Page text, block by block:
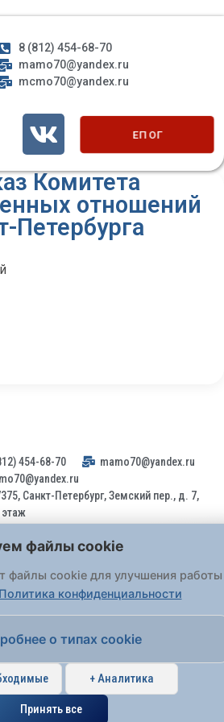
8 (812) 454-68-70
mamo70@yandex.ru
mcmo70@yandex.ru
ЕП ОГ
Комитета
отношений
Петербурга
454-68-70
mamo70@yandex.ru
Санкт-Петербург, Земский пер., д. 7,
этаж
и организаций, поступившие на
быть рассмотрены на основании
от 02.05.2006 № 59-ФЗ
почте, черезпортал «Госуслуги» (ЕПГУ)
обработки персональных данных.
файлы cookie
файлы cookie для улучшения работы
Политика конфиденциальности
о типах cookie
+ Аналитика
Принять все